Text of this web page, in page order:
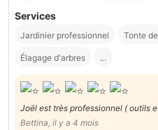
Services
Jardinier professionnel Tonte
Élagage d'arbres ...
Joël est très professionnel ( outils
très rapidement ; je recommande
Bettina, il y a 4 mois